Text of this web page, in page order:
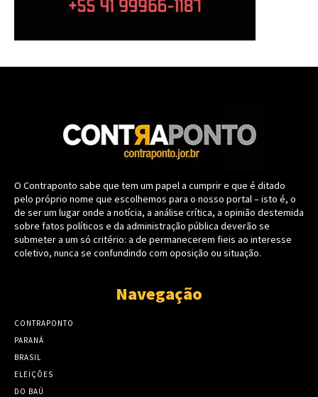
O Contraponto sabe que tem um papel a cumprir e que é ditado
pelo próprio nome que escolhemos para o nosso portal – isto é, o
de ser um lugar onde a notícia, a análise crítica, a opinião destemida
sobre fatos políticos e da administração pública deverão se
submeter a um só critério: a de permanecerem fieis ao interesse
coletivo, nunca se confundindo com oposição ou situação.
Navegação
CONTRAPONTO
PARANÁ
BRASIL
ELEIÇÕES
DO BAÚ